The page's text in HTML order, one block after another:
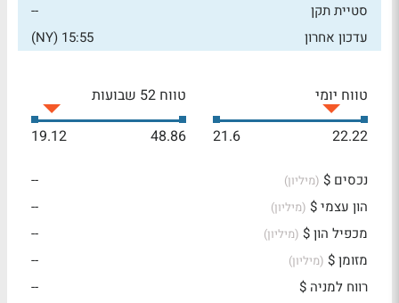
סטיית תקן
--
עדכון אחרון
15:55 (NY)
טווח יומי
22.22
21.6
טווח 52 שבועות
48.86
19.12
נכסים $ (מיליון)
--
הון עצמי $ (מיליון)
--
מכפיל הון $ (מיליון)
--
מזומן $ (מיליון)
--
רווח למניה $
--